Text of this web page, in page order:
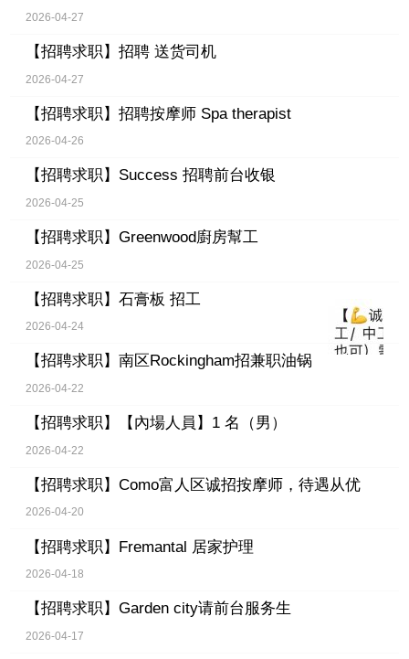
2026-04-27
【招聘求职】 招聘 送货司机
2026-04-27
【招聘求职】 招聘按摩师 Spa therapist
2026-04-26
【招聘求职】 Success 招聘前台收银
2026-04-25
【招聘求职】 Greenwood廚房幫工
2026-04-25
【招聘求职】 石膏板 招工
2026-04-24
【招聘求职】 南区Rockingham招兼职油锅
2026-04-22
【招聘求职】 【內場人員】1 名（男）
2026-04-22
【招聘求职】 Como富人区诚招按摩师，待遇从优
2026-04-20
【招聘求职】 Fremantal 居家护理
2026-04-18
【招聘求职】 Garden city请前台服务生
2026-04-17